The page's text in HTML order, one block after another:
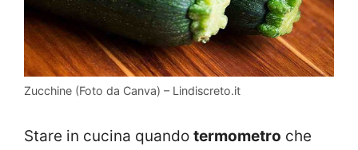
Zucchine (Foto da Canva) – Lindiscreto.it
Stare in cucina quando termometro che